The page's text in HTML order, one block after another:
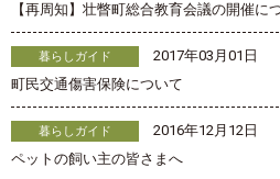
【再周知】壮瞥町総合教育会議の開催に
暮らしガイド
2017年03月01日
町民交通傷害保険について
暮らしガイド
2016年12月12日
ペットの飼い主の皆さまへ